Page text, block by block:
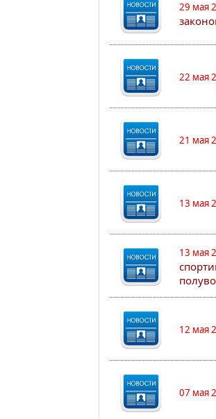
29 мая
22 мая
21 мая
13 мая
13 мая
12 мая
07 мая